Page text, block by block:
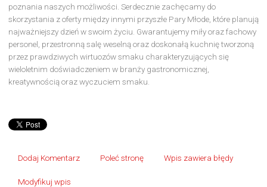
poznania naszych możliwości. Serdecznie zachęcamy do
skorzystania z oferty między innymi przyszłe Pary Młode, które planują
najważniejszy dzień w swoim życiu. Gwarantujemy miły oraz fachowy
personel, przestronną salę weselną oraz doskonałą kuchnię tworzoną
przez prawdziwych wirtuozów smaku charakteryzujących się
wieloletnim doświadczeniem w branży gastronomicznej,
kreatywnością oraz wyczuciem smaku.
Dodaj Komentarz Poleć stronę Wpis zawiera błędy
Modyfikuj wpis